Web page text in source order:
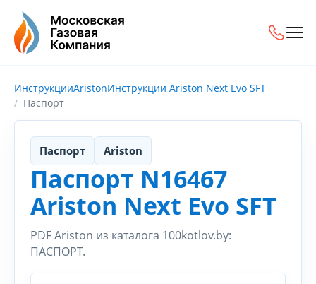
ИнструкцииAristonИнструкции Ariston Next Evo SFT
Паспорт
Паспорт Ariston
Паспорт N16467
Ariston Next Evo SFT
PDF Ariston из каталога 100kotlov.by:
ПАСПОРТ.